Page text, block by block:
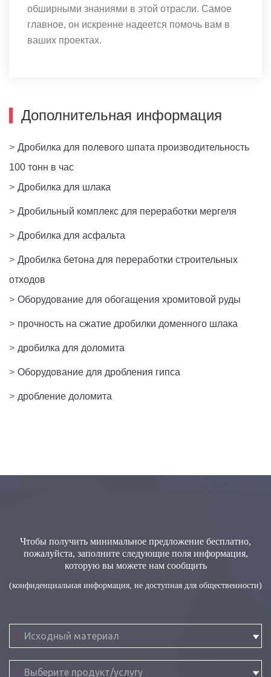
обширными знаниями в этой отрасли. Самое
главное, он искренне надеется помочь вам в
ваших проектах.
Дополнительная информация
> Дробилка для полевого шпата производительность
100 тонн в час
> Дробилка для шлака
> Дробильный комплекс для переработки мергеля
> Дробилка для асфальта
> Дробилка бетона для переработки строительных
отходов
> Оборудование для обогащения хромитовой руды
> прочность на сжатие дробилки доменного шлака
> дробилка для доломита
> Оборудование для дробления гипса
> дробление доломита
Чтобы получить минимальное предложение бесплатно,
пожалуйста, заполните следующие поля информация,
которую вы можете нам сообщить
(конфиденциальная информация, не доступная для общественности)
*
*